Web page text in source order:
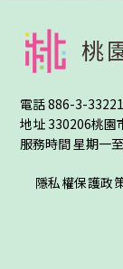
電話886-3-
地址330206桃園
服務時間 星期一
隱私權保護政